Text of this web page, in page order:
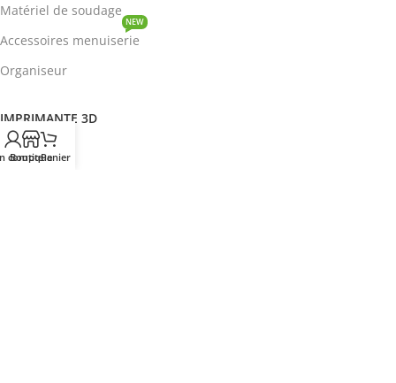
Matériel de soudage
Accessoires menuiserie
NEW
Organiseur
IMPRIMANTE 3D
ROBOTIQUE
compte
BoutiquePanier